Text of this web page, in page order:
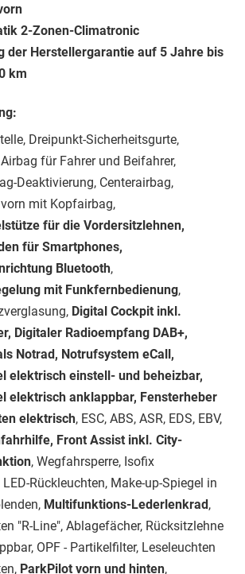
2-Zonen-Climatronic
der Herstellergarantie auf 5 Jahre bis
km
Dreipunkt-Sicherheitsgurte,
für Fahrer und Beifahrer,
Deaktivierung, Centerairbag,
mit Kopfairbag,
für die Vordersitzlehnen,
für Smartphones,
Bluetooth,
mit Funkfernbedienung,
Digital Cockpit inkl.
Digitaler Radioempfang DAB+,
Notrad, Notrufsystem eCall,
elektrisch einstell- und beheizbar,
elektrisch anklappbar, Fensterheber
elektrisch, ESC, ABS, ASR, EDS, EBV,
Front Assist inkl. City-
, Wegfahrsperre, Isofix
Rückleuchten, Make-up-Spiegel in
Multifunktions-Lederlenkrad ,
"R-Line", Ablagefächer, Rücksitzlehne
OPF - Partikelfilter, Leseleuchten
ParkPilot vorn und hinten,